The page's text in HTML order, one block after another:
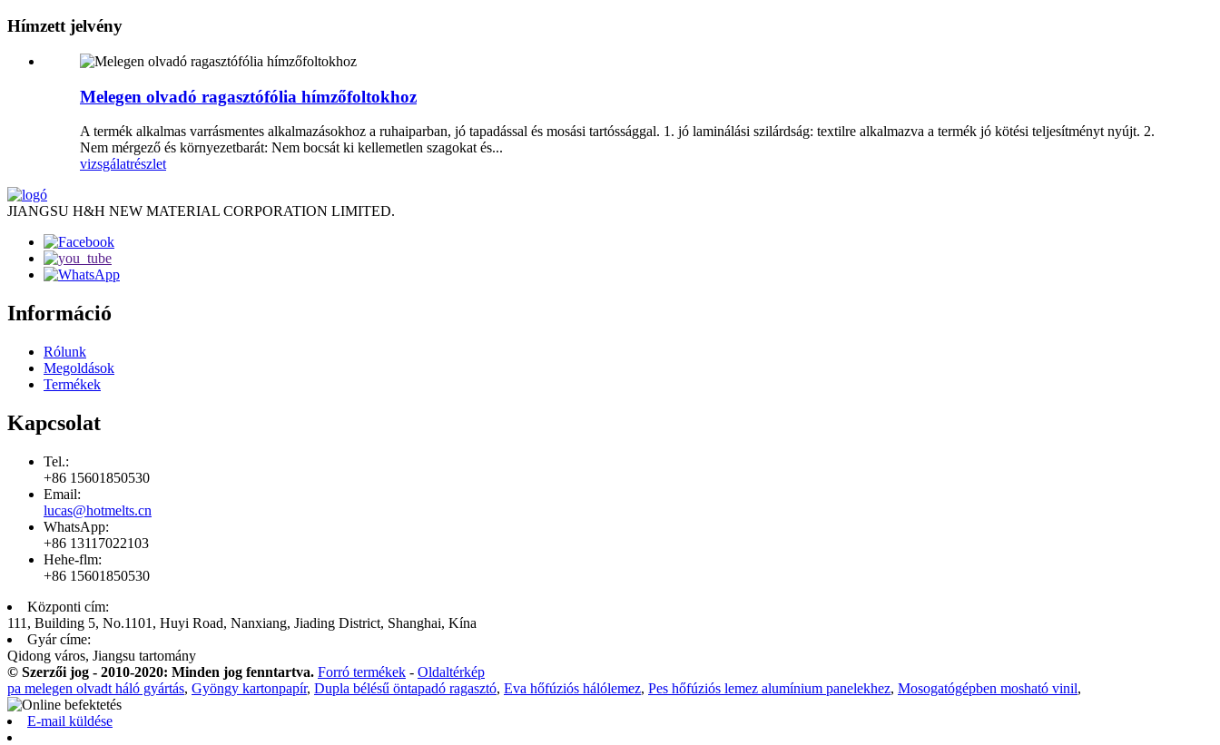
Hímzett jelvény
Melegen olvadó ragasztófólia hímzőfoltokhoz
A termék alkalmas varrásmentes alkalmazásokhoz a ruhaiparban, jó tapadással és mosási tartóssággal. 1. jó laminálási szilárdság: textilre alkalmazva a termék jó kötési teljesítményt nyújt. 2.
Nem mérgező és környezetbarát: Nem bocsát ki kellemetlen szagokat és...
vizsgálatrészlet
JIANGSU H&H NEW MATERIAL CORPORATION LIMITED.
Információ
Rólunk
Megoldások
Termékek
Kapcsolat
Tel.:
+86 15601850530
Email:
lucas@hotmelts.cn
WhatsApp:
+86 13117022103
Hehe-flm:
+86 15601850530
Központi cím:
111, Building 5, No.1101, Huyi Road, Nanxiang, Jiading District, Shanghai, Kína
Gyár címe:
Qidong város, Jiangsu tartomány
© Szerzői jog - 2010-2020: Minden jog fenntartva. Forró termékek - Oldaltérkép
pa melegen olvadt háló gyártás, Gyöngy kartonpapír, Dupla bélésű öntapadó ragasztó, Eva hőfúziós hálólemez, Pes hőfúziós lemez alumínium panelekhez, Mosogatógépben mosható vinil,
E-mail küldése